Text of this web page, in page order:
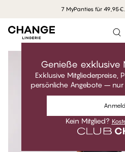
7 MyPanties für 49,95€.
Genieße exklusive
Exklusive Mitgliederpreise,
persönliche Angebote –
Kein Mitglied?